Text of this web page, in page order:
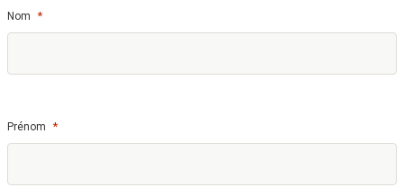
Nom *
Prénom *